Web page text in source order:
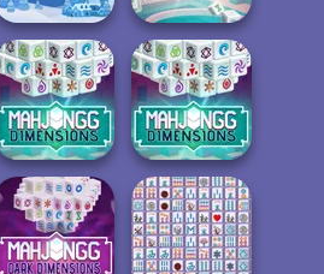
Holiday Mahjong
Dimensions
Mahjong
Dimensions: 470
second...
Mahjong
Dimensions: 640
second...
Mahjong
Dimensions:
900 second...